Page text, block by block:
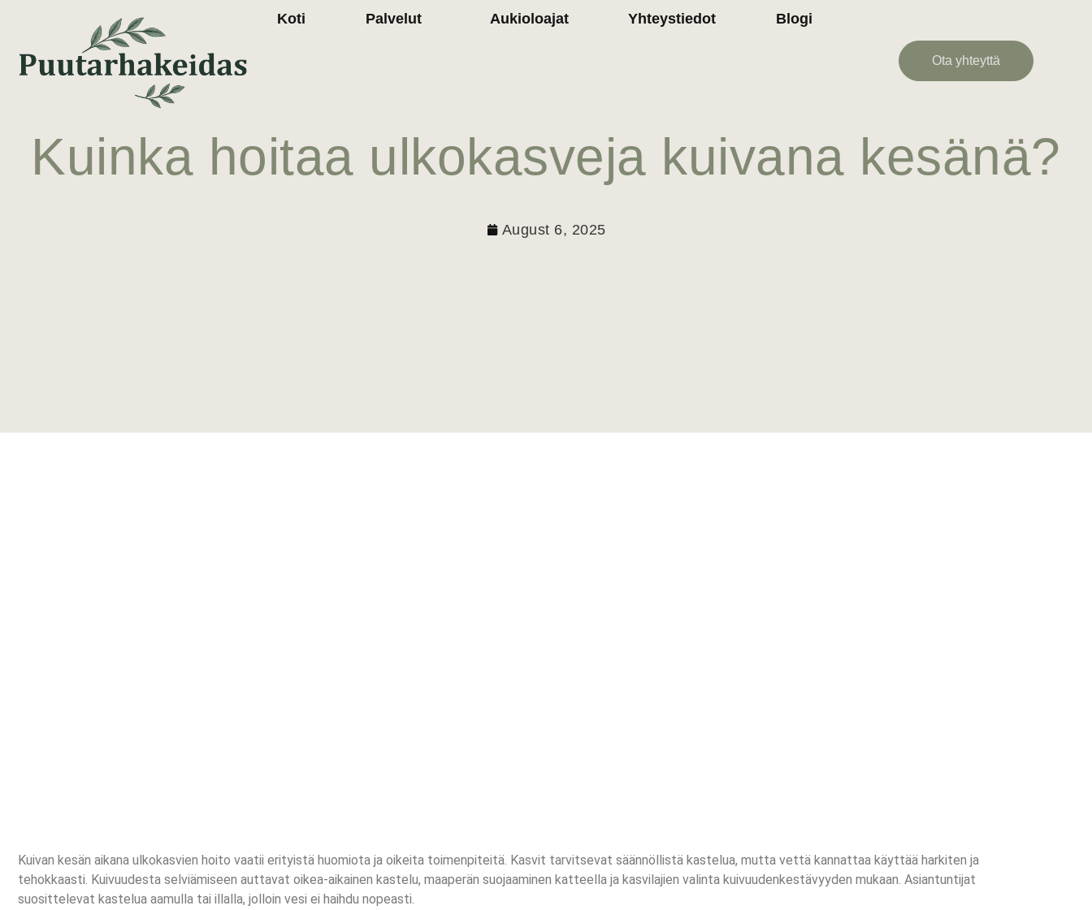
Koti Palvelut Aukioloajat Yhteystiedot Blogi
Ota yhteyttä
Kuinka hoitaa ulkokasveja kuivana kesänä?
August 6, 2025
Kuivan kesän aikana ulkokasvien hoito vaatii erityistä huomiota ja oikeita toimenpiteitä. Kasvit tarvitsevat säännöllistä kastelua, mutta vettä kannattaa käyttää harkiten ja
tehokkaasti. Kuivuudesta selviämiseen auttavat oikea-aikainen kastelu, maaperän suojaaminen katteella ja kasvilajien valinta kuivuudenkestävyyden mukaan. Asiantuntijat
suosittelevat kastelua aamulla tai illalla, jolloin vesi ei haihdu nopeasti.